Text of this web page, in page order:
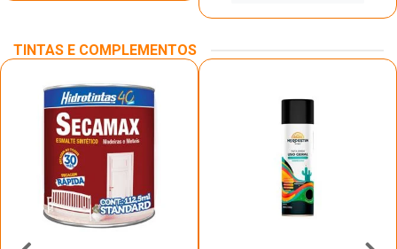
TINTAS E COMPLEMENTOS